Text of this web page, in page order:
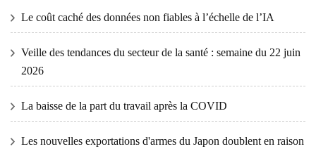
Le coût caché des données non fiables à l’échelle de l’IA
Veille des tendances du secteur de la santé : semaine du 22 juin
2026
La baisse de la part du travail après la COVID
Les nouvelles exportations d'armes du Japon doublent en raison